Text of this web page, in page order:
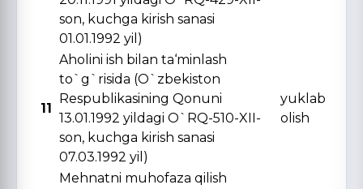
son, kuchga kirish sanasi
01.01.1992 yil)
11
Aholini ish bilan ta‘minlash
to`g`risida (O`zbekiston
Respublikasining Qonuni
13.01.1992 yildagi O`RQ-510-XII-
son, kuchga kirish sanasi
07.03.1992 yil)
yuklab
olish
Mehnatni muhofaza qilish